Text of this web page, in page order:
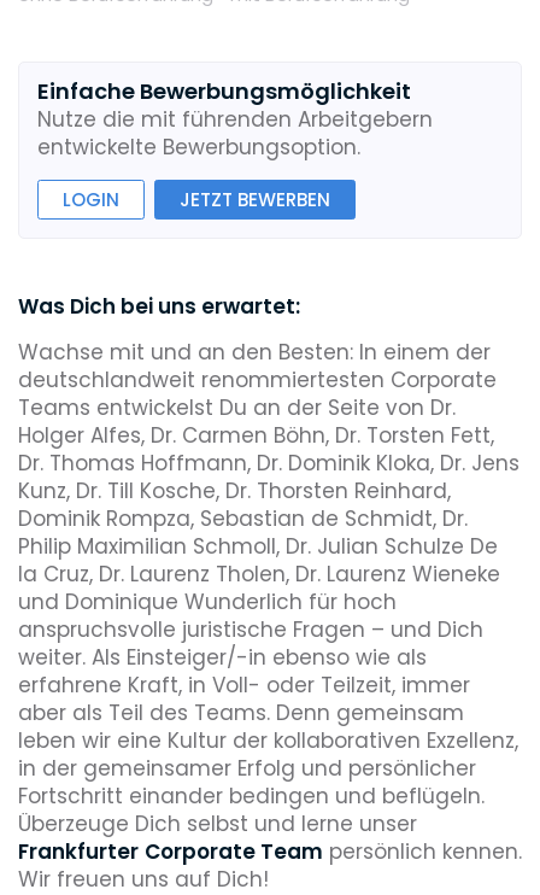
Einfache Bewerbungsmöglichkeit
Nutze die mit führenden Arbeitgebern
entwickelte Bewerbungsoption.
LOGIN JETZT BEWERBEN
Was Dich bei uns erwartet:
Wachse mit und an den Besten: In einem der
deutschlandweit renommiertesten Corporate
Teams entwickelst Du an der Seite von Dr.
Holger Alfes, Dr. Carmen Böhn, Dr. Torsten Fett,
Dr. Thomas Hoffmann, Dr. Dominik Kloka, Dr. Jens
Kunz, Dr. Till Kosche, Dr. Thorsten Reinhard,
Dominik Rompza, Sebastian de Schmidt, Dr.
Philip Maximilian Schmoll, Dr. Julian Schulze De
la Cruz, Dr. Laurenz Tholen, Dr. Laurenz Wieneke
und Dominique Wunderlich für hoch
anspruchsvolle juristische Fragen – und Dich
weiter. Als Einsteiger/-in ebenso wie als
erfahrene Kraft, in Voll- oder Teilzeit, immer
aber als Teil des Teams. Denn gemeinsam
leben wir eine Kultur der kollaborativen Exzellenz,
in der gemeinsamer Erfolg und persönlicher
Fortschritt einander bedingen und beflügeln.
Überzeuge Dich selbst und lerne unser
Frankfurter Corporate Team persönlich kennen.
Wir freuen uns auf Dich!